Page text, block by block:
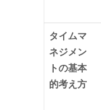
タイムマ
ネジメン
トの基本
的考え方